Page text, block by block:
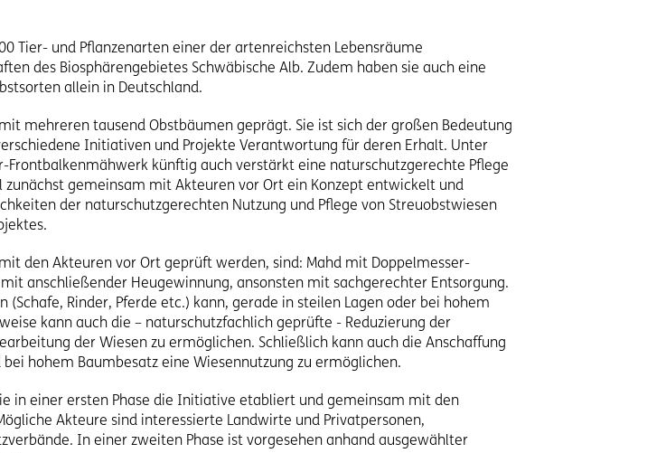
Tier- und Pflanzenarten einer der artenreichsten Lebensräume
des Biosphärengebietes Schwäbische Alb. Zudem haben sie auch eine
allein in Deutschland.
mehreren tausend Obstbäumen geprägt. Sie ist sich der großen Bedeutung
Initiativen und Projekte Verantwortung für deren Erhalt. Unter
künftig auch verstärkt eine naturschutzgerechte Pflege
gemeinsam mit Akteuren vor Ort ein Konzept entwickelt und
der naturschutzgerechten Nutzung und Pflege von Streuobstwiesen
den Akteuren vor Ort geprüft werden, sind: Mahd mit Doppelmesser-
anschließender Heugewinnung, ansonsten mit sachgerechter Entsorgung.
Rinder, Pferde etc.) kann, gerade in steilen Lagen oder bei hohem
kann auch die – naturschutzfachlich geprüfte - Reduzierung der
der Wiesen zu ermöglichen. Schließlich kann auch die Anschaffung
hohem Baumbesatz eine Wiesennutzung zu ermöglichen.
in einer ersten Phase die Initiative etabliert und gemeinsam mit den
Akteure sind interessierte Landwirte und Privatpersonen,
In einer zweiten Phase ist vorgesehen anhand ausgewählter